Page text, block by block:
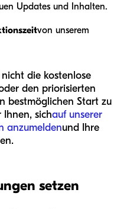
Updates und Inhalten.
von unserem
die kostenlose
den priorisierten
bestmöglichen Start zu
sichauf unserer
anzumeldenund Ihre
setzen